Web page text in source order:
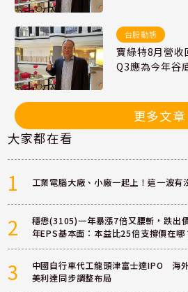
台股動態
寶綠特8月營
Q3應為今年谷
更多文章
大家都在看
1 工業電腦大廠、小廠一起上！這一波有
2
穩懋(3105)一年暴漲7倍又腰斬，跌出
年EPS基本面：本益比25倍支撐價在哪
3
中國自行車代工龍頭津富士達IPO 海
美利達同步調整布局